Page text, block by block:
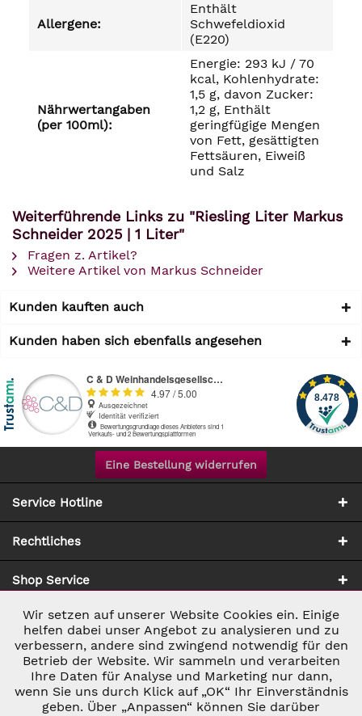
Allergene:
Enthält
Schwefeldioxid
(E220)
Nährwertangaben
(per 100ml):
Energie: 293 kJ / 70
kcal, Kohlenhydrate:
1,5 g, davon Zucker:
1,2 g, Enthält
geringfügige Mengen
von Fett, gesättigten
Fettsäuren, Eiweiß
und Salz
Weiterführende Links zu "Riesling Liter Markus
Schneider 2025 | 1 Liter"
Fragen z. Artikel?
Weitere Artikel von Markus Schneider
Kunden kauften auch
Kunden haben sich ebenfalls angesehen
Eine Bestellung widerrufen
Service Hotline
Rechtliches
Shop Service
Zahlung & Versand
Notwendig Aktiv
Marketing Inaktiv
Inaktiv
Wir setzen auf unserer Website Cookies ein. Einige
helfen dabei unser Angebot zu analysieren und zu
verbessern, andere sind zwingend notwendig für den
Betrieb der Website. Wir sammeln und verarbeiten
Ihre Daten für Analyse und Marketing nur dann,
wenn Sie uns durch Klick auf „OK“ Ihr Einverständnis
geben. Über „Anpassen“ können Sie darüber